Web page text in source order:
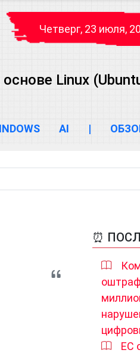
Четверг, 23 июля,
Linux
AI |
⏰
ЕС